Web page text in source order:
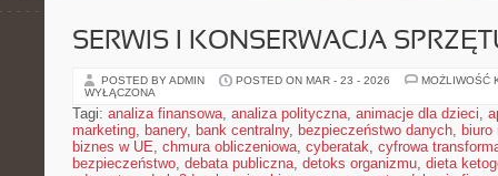
SERWIS I KONSERWACJA
POSTED BY ADMIN POSTED ON MAR - 23 - 2026
MOŻLIWOŚĆ
WYŁĄCZONA
Tagi: analiza finansowa, analiza polityczna, animacje dla dzieci,
marketing, banery, bank centralny, bezpieczeństwo danych, biuro
biznes w UE, chmura obliczeniowa, cyberatak, cyfrowa
bezpieczeństwo, debata publiczna, detoks organizmu, dieta